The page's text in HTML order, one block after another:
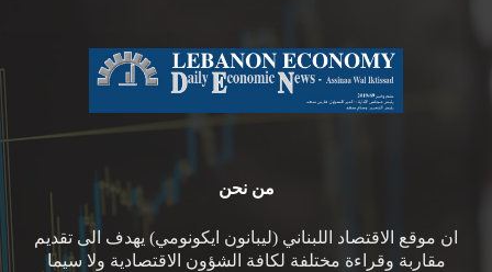
من نحن
ان موقع الاقتصاد اللبناني (ليبانون ايكونومي) يهدف الى تقديم
مقاربة وقراءة مختلفة لكافة الشؤون الاقتصادية ولا سيما